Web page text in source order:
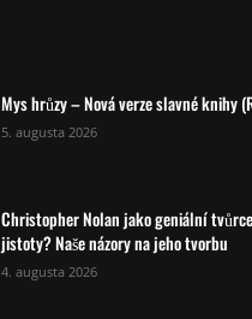
Mys hrůzy – Nová verze slavné knihy
5. augusta 2026
Christopher Nolan jako geniální
jistoty? Naše názory na jeho tvorbu
4. augusta 2026